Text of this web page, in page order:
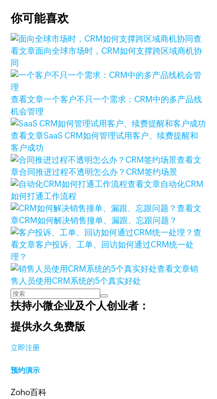
你可能喜欢
查
看文章面向全球市场时，CRM如何支撑跨区域商机协
同
查看文章一个客户不只一个需求：CRM中的多产品线
机会管理
查看文章SaaS CRM如何管理试用客户、续费提醒和
客户成功
查看文
章合同推进过程不透明怎么办？CRM签约场景
查看文章自动化CRM
如何打通工作流程
查看文
章CRM如何解决销售撞单、漏跟、忘跟问题？
查
看文章客户投诉、工单、回访如何通过CRM统一处
理？
查看文章销
售人员使用CRM系统的5个真实好处
扶持小微企业及个人创业者：
提供永久免费版
立即注册
预约演示
Zoho百科